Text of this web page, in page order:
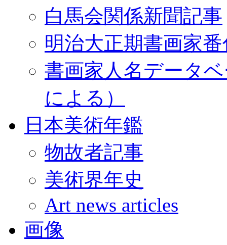
白馬会関係新聞記事
明治大正期書画家
書画家人名データ
による）
日本美術年鑑
物故者記事
美術界年史
Art news articles
画像